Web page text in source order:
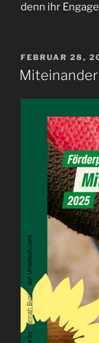
denn ihr
AM
FEBRUAR 28,